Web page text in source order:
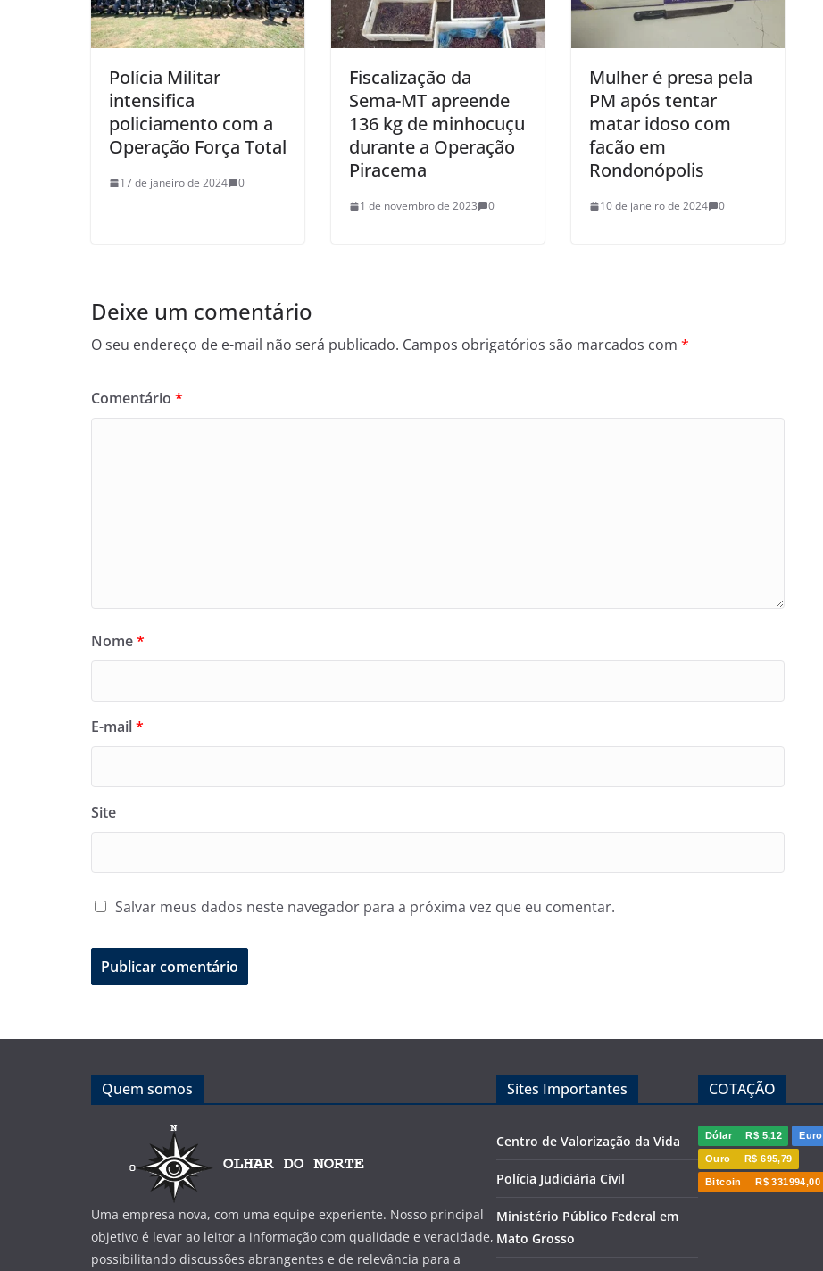
Polícia Militar
intensifica
policiamento com a
Operação Força Total
17 de janeiro de 2024 0
Fiscalização da
Sema-MT apreende
136 kg de minhocuçu
durante a Operação
Piracema
1 de novembro de 2023 0
Mulher é presa pela
PM após tentar
matar idoso com
facão em
Rondonópolis
10 de janeiro de 2024 0
Deixe um comentário
O seu endereço de e-mail não será publicado. Campos obrigatórios são marcados com *
Comentário *
Nome*
E-mail*
Site
Salvar meus dados neste navegador para a próxima vez que eu comentar.
Quem somos
Uma empresa nova, com uma equipe experiente. Nosso principal
objetivo é levar ao leitor a informação com qualidade e veracidade,
possibilitando discussões abrangentes e de relevância para a
Sites Importantes
Centro de Valorização da Vida
Polícia Judiciária Civil
Ministério Público Federal em
Mato Grosso
COTAÇÃO
Dólar R$ 5,12 Euro
Ouro R$ 695,79
Bitcoin R$ 331994,00